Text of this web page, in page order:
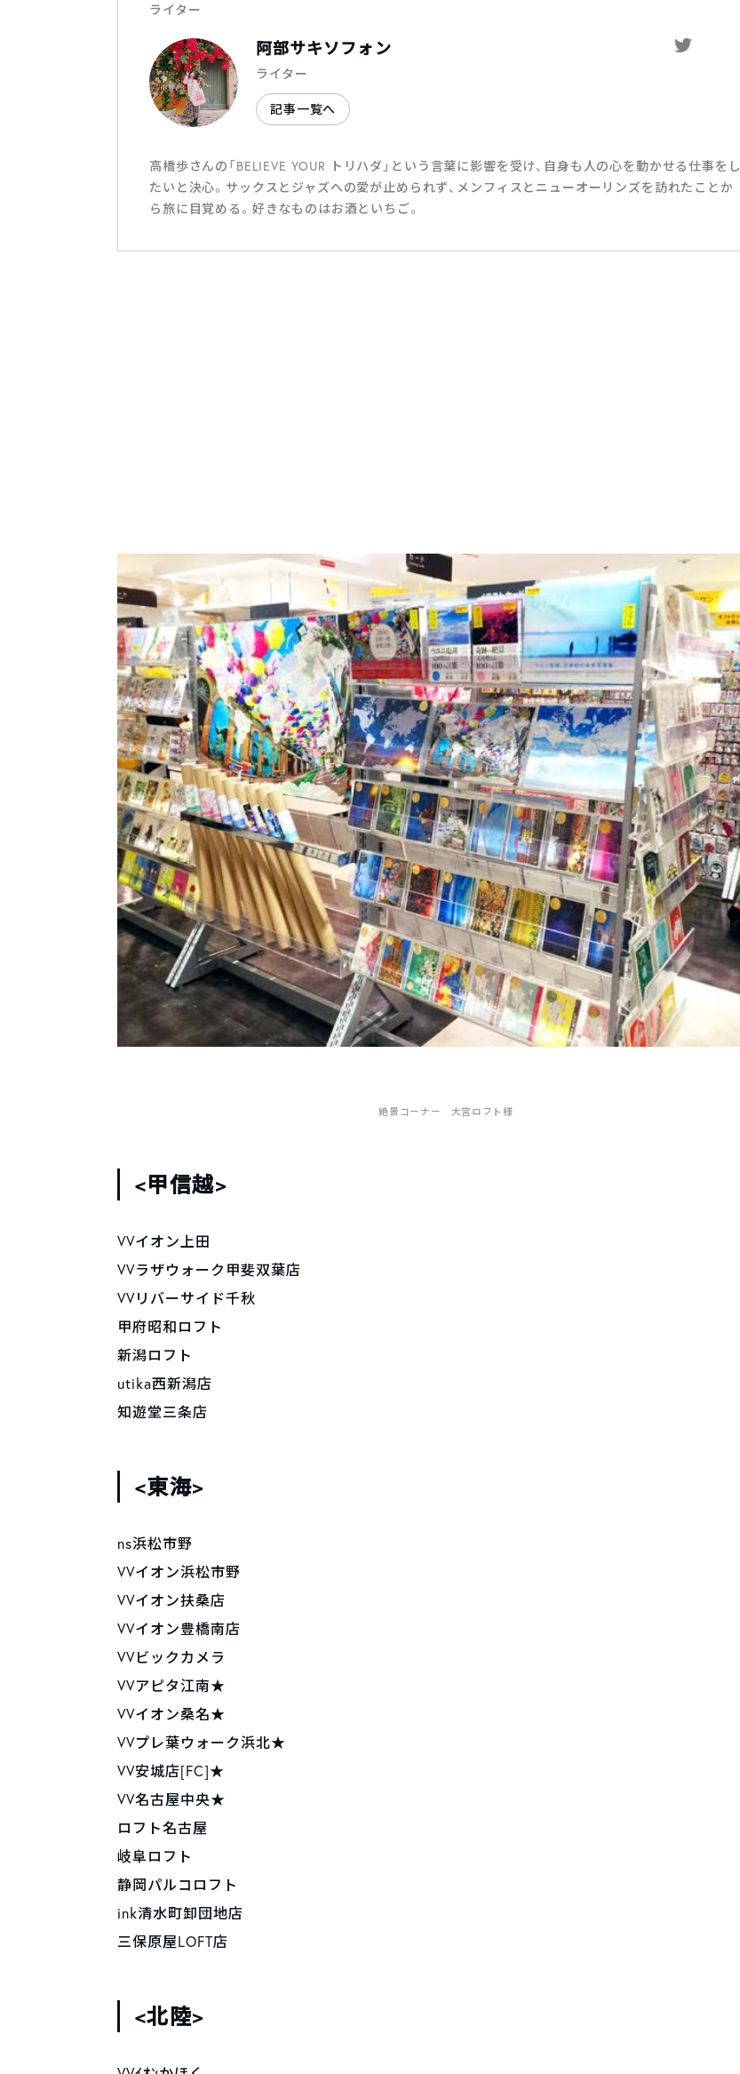
ライター
阿部サキソフォン
ライター
記事一覧へ
高橋歩さんの「BELIEVE YOUR トリハダ」という言葉に影響を受け、自身も人の心を動かせる仕事をし
たいと決心。サックスとジャズへの愛が止められず、メンフィスとニューオーリンズを訪れたことか
ら旅に目覚める。好きなものはお酒といちご。
絶景コーナー 大宮ロフト様
<甲信越>
VVイオン上田
VVラザウォーク甲斐双葉店
VVリバーサイド千秋
甲府昭和ロフト
新潟ロフト
utika西新潟店
知遊堂三条店
<東海>
ns浜松市野
VVイオン浜松市野
VVイオン扶桑店
VVイオン豊橋南店
VVビックカメラ
VVアピタ江南★
VVイオン桑名★
VVプレ葉ウォーク浜北★
VV安城店[FC]★
VV名古屋中央★
ロフト名古屋
岐阜ロフト
静岡パルコロフト
ink清水町卸団地店
三保原屋LOFT店
<北陸>